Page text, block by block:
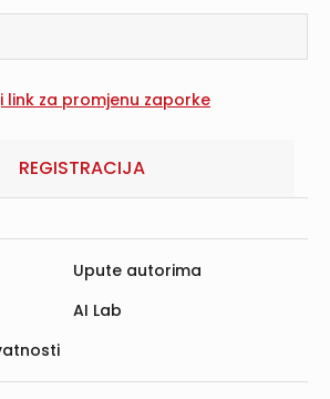
REGISTRACIJA
Upute autorima
AI Lab